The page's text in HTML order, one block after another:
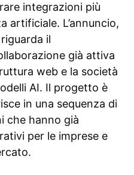
integrazioni più
artificiale. L’annuncio,
il
già attiva
web e la società
AI. Il progetto è
in una sequenza di
che hanno già
per le imprese e